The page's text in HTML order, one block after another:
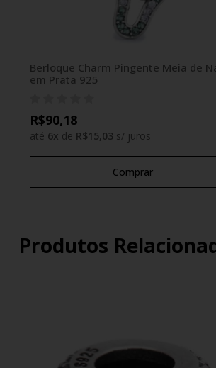
Berloque Charm Pingente Meia de
em Prata 925
R$90,18
até 6x de R$15,03 s/ juros
Comprar
Produtos